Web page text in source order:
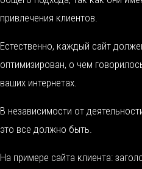
привлечения клиентов.
Естественно, каждый сайт
оптимизирован, о чем
ваших интернетах.
В независимости от
это все должно быть.
На примере сайта клиента: